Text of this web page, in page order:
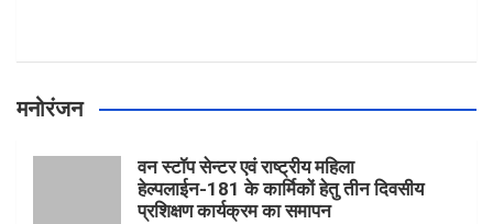
मनोरंजन
वन स्टॉप सेन्टर एवं राष्ट्रीय महिला
हेल्पलाईन-181 के कार्मिकों हेतु तीन दिवसीय
प्रशिक्षण कार्यक्रम का समापन